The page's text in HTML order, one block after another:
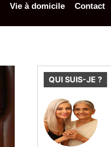
Vie à domicile Contact
QUI SUIS-JE ?